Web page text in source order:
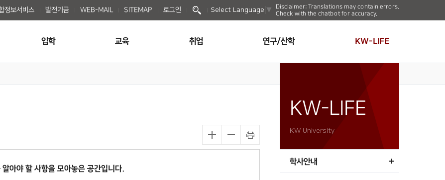
정보서비스 발전기금 WEB-MAIL SITEMAP 로그인 Select Language ▼
Disclaimer: Translations may contain errors.
Check with the chatbot for accuracy.
입학 교육 취업 연구/산학 KW-LIFE
아야 할 사항을 모아놓은 공간입니다.
KW-LIFE
KW University
학사안내